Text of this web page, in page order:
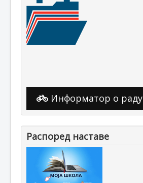
Информатор о раду
Распоред наставе